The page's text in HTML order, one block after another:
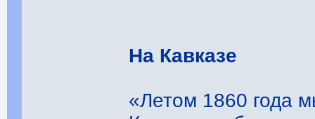
На Кавказе
«Летом 1860 года